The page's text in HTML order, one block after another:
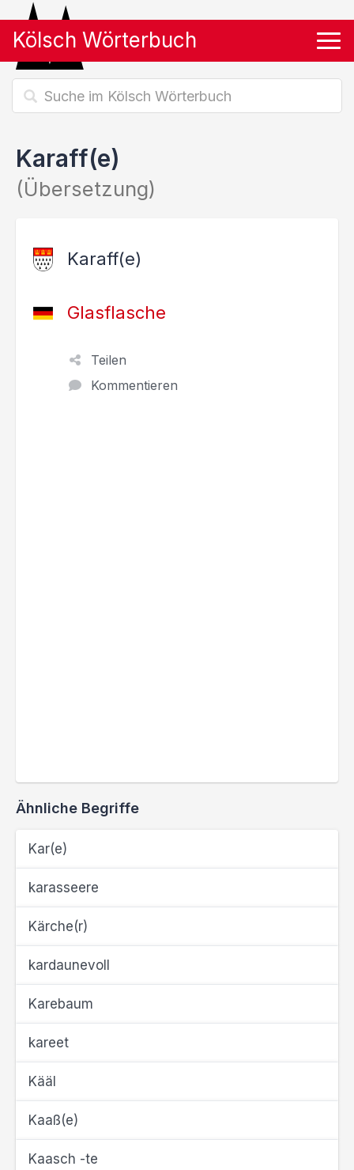
Kölsch Wörterbuch
Karaff(e)
(Übersetzung)
Karaff(e)
Glasflasche
Teilen
Kommentieren
Ähnliche Begriffe
Kar(e)
karasseere
Kärche(r)
kardaunevoll
Karebaum
kareet
Kääl
Kaaß(e)
Kaasch -te